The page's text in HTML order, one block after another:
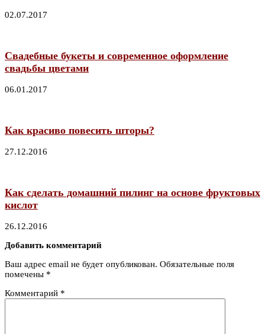
02.07.2017
Свадебные букеты и современное оформление
свадьбы цветами
06.01.2017
Как красиво повесить шторы?
27.12.2016
Как сделать домашний пилинг на основе фруктовых
кислот
26.12.2016
Добавить комментарий
Ваш адрес email не будет опубликован. Обязательные поля
помечены *
Комментарий *